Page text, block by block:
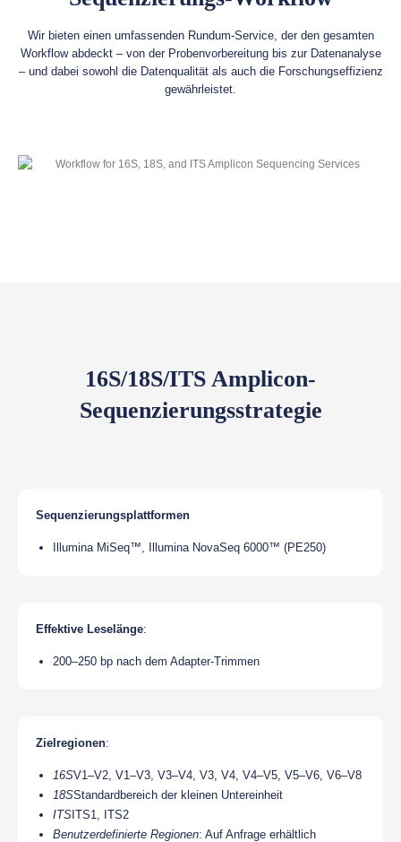
Wir bieten einen umfassenden Rundum-Service, der den gesamten
Workflow abdeckt – von der Probenvorbereitung bis zur Datenanalyse
– und dabei sowohl die Datenqualität als auch die Forschungseffizienz
gewährleistet.
16S/18S/ITS Amplicon-
Sequenzierungsstrategie
Sequenzierungsplattformen
Illumina MiSeq™, Illumina NovaSeq 6000™ (PE250)
Effektive Leselänge:
200–250 bp nach dem Adapter-Trimmen
Zielregionen:
16SV1–V2, V1–V3, V3–V4, V3, V4, V4–V5, V5–V6, V6–V8
18SStandardbereich der kleinen Untereinheit
ITS ITS1, ITS2
Benutzerdefinierte Regionen: Auf Anfrage erhältlich